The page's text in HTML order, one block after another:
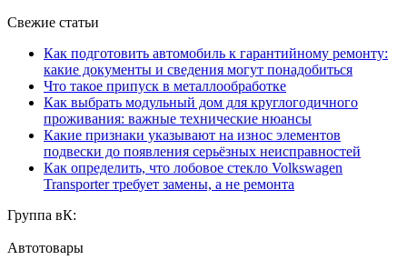
Свежие статьи
Как подготовить автомобиль к гарантийному ремонту:
какие документы и сведения могут понадобиться
Что такое припуск в металлообработке
Как выбрать модульный дом для круглогодичного
проживания: важные технические нюансы
Какие признаки указывают на износ элементов
подвески до появления серьёзных неисправностей
Как определить, что лобовое стекло Volkswagen
Transporter требует замены, а не ремонта
Группа вК:
Автотовары